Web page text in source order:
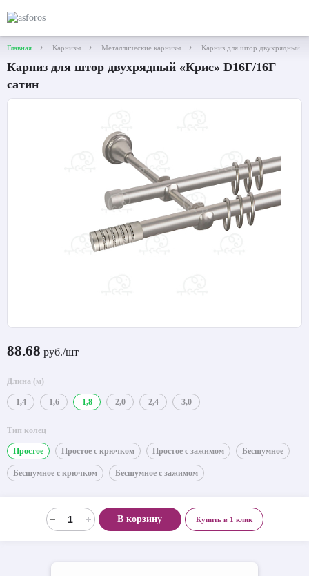
Главная Карнизы Металлические карнизы Карниз для штор двухрядный
Карниз для штор двухрядный «Крис» D16Г/16Г
сатин
88.68 руб./шт
Длина (м)
1,4 1,6 1,8 2,0 2,4 3,0
Тип колец
Простое Простое с крючком Простое с зажимом Бесшумное
Бесшумное с крючком Бесшумное с зажимом
В корзину Купить в 1 клик